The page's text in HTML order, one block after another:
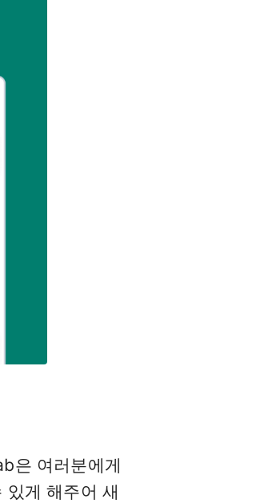
은 여러분에게
게 해주어 새